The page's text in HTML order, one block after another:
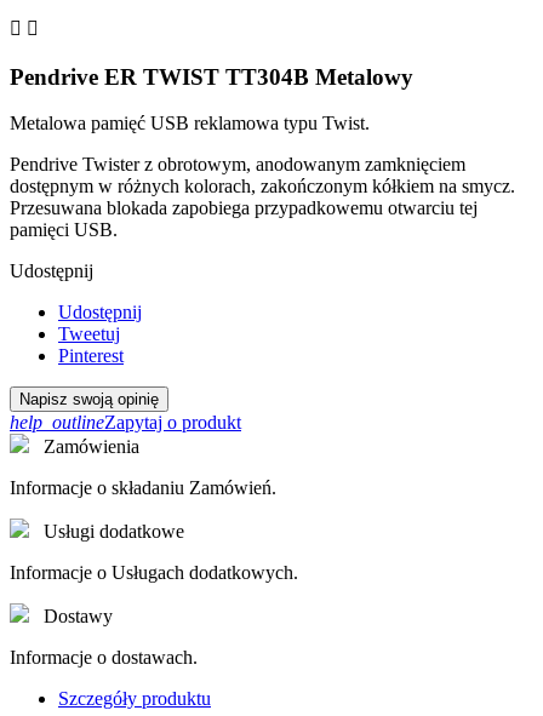
 
Pendrive ER TWIST TT304B Metalowy
Metalowa pamięć USB reklamowa typu Twist.
Pendrive Twister z obrotowym, anodowanym zamknięciem
dostępnym w różnych kolorach, zakończonym kółkiem na smycz.
Przesuwana blokada zapobiega przypadkowemu otwarciu tej
pamięci USB.
Udostępnij
Udostępnij
Tweetuj
Pinterest
Napisz swoją opinię
help_outlineZapytaj o produkt
Zamówienia
Informacje o składaniu Zamówień.
Usługi dodatkowe
Informacje o Usługach dodatkowych.
Dostawy
Informacje o dostawach.
Szczegóły produktu